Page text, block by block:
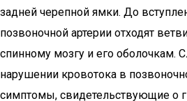
задней черепной ямки. До
позвоночной артерии отходят
спинному мозгу и его оболочкам.
нарушении кровотока в
симптомы, свидетельствующие о